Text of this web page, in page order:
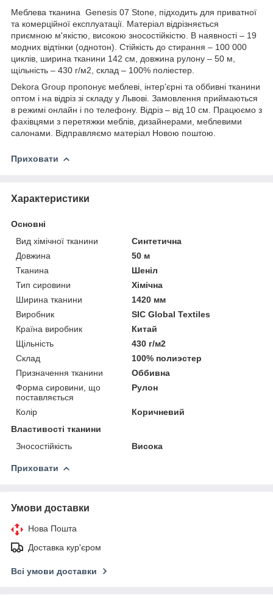
Меблева тканина Genesis 07 Stone, підходить для приватної
та комерційної експлуатації. Матеріал відрізняється
приємною м'якістю, високою зносостійкістю. В наявності – 19
модних відтінки (однотон). Стійкість до стирання – 100 000
циклів, ширина тканини 142 см, довжина рулону – 50 м,
щільність – 430 г/м2, склад – 100% поліестер.
Dekora Group пропонує меблеві, інтер'єрні та оббивні тканини
оптом і на відріз зі складу у Львові. Замовлення приймаються
в режимі онлайн і по телефону. Відріз – від 10 см. Працюємо з
фахівцями з перетяжки меблів, дизайнерами, меблевими
салонами. Відправляємо матеріал Новою поштою.
Приховати
Характеристики
Основні
Вид хімічної тканини
Синтетична
Довжина
50 м
Тканина
Шеніл
Тип сировини
Хімічна
Ширина тканини
1420 мм
Виробник
SIC Global Textiles
Країна виробник
Китай
Щільність
430 г/м2
Склад
100% полиэстер
Призначення тканини
Оббивна
Форма сировини, що
поставляється
Рулон
Колір
Коричневий
Властивості тканини
Зносостійкість
Висока
Приховати
Умови доставки
Нова Пошта
Доставка кур'єром
Всі умови доставки